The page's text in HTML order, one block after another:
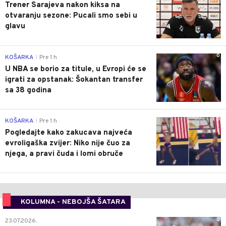
Trener Sarajeva nakon kiksa na
otvaranju sezone: Pucali smo sebi u
glavu
0
KOŠARKA Pre 1 h
U NBA se borio za titule, u Evropi će se
igrati za opstanak: Šokantan transfer
sa 38 godina
0
KOŠARKA Pre 1 h
Pogledajte kako zakucava najveća
evroligaška zvijer: Niko nije čuo za
njega, a pravi čuda i lomi obruče
KOLUMNA - NEBOJŠA ŠATARA
0
23.07.2026.